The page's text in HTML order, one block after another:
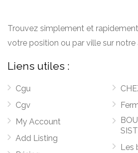
Trouvez simplement et
votre position ou par ville sur notre
Liens utiles :
Cgu
Cgv
My Account
Add Listing
Les